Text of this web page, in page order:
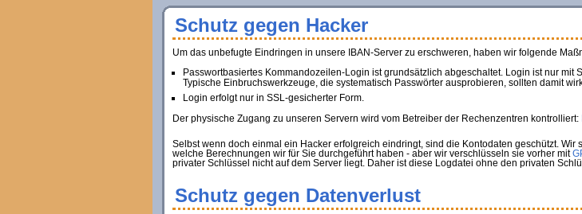
Schutz gegen Hacker
Um das unbefugte Eindringen in unsere IBAN-Server zu erschweren, haben wir folgende
Passwortbasiertes Kommandozeilen-Login ist grundsätzlich abgeschaltet. Login ist nur
Typische Einbruchswerkzeuge, die systematisch Passwörter ausprobieren, sollten damit
Login erfolgt nur in SSL-gesicherter Form.
Der physische Zugang zu unseren Servern wird vom Betreiber der Rechenzentren kontrolliert:
Selbst wenn doch einmal ein Hacker erfolgreich eindringt, sind die Kontodaten geschützt.
welche Berechnungen wir für Sie durchgeführt haben - aber wir verschlüsseln sie vorher mit
privater Schlüssel nicht auf dem Server liegt. Daher ist diese Logdatei ohne den privaten
Schutz gegen Datenverlust